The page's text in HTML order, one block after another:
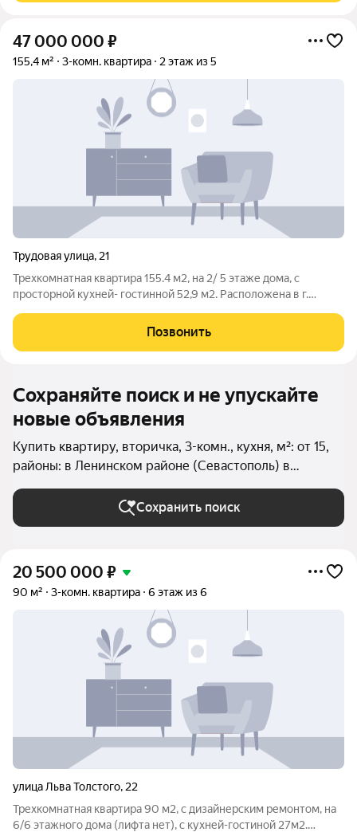
47 000 000 ₽
155,4 м² 3-комн. квартира 2 этаж из 5
Трудовая улица, 21
Трехкомнатная квартира 155.4 м2, на 2/ 5 этаже дома, с
просторной кухней- гостинной 52,9 м2. Расположена в г.
объект подойдет как для собственного проживания, так и в
качестве
Позвонить
Сохраняйте поиск и не упускайте
новые объявления
Купить квартиру, вторичка, 3-комн., кухня, м²: от 15,
районы: в Ленинском районе (Севастополь) в
Севастополе
Сохранить поиск
20 500 000 ₽
90 м² 3-комн. квартира 6 этаж из 6
улица Льва Толстого, 22
Трехкомнатная квартира 90 м2, с дизайнерским ремонтом, на
6/6 этажного дома (лифта нет), с кухней-гостиной 27м2.